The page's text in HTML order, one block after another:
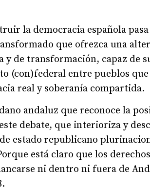
la democracia española
que ofrezca una
de transformación, capaz de
(con)federal entre pueblos
real y soberanía compartida.
andaluz que reconoce la
debate, que interioriza y
estado republicano
está claro que los
ni dentro ni fuera de